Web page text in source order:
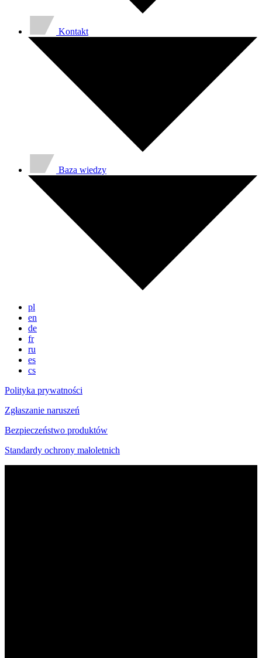
Kontakt
Baza wiedzy
pl
en
de
fr
ru
es
cs
Polityka prywatności
Zgłaszanie naruszeń
Bezpieczeństwo produktów
Standardy ochrony małoletnich